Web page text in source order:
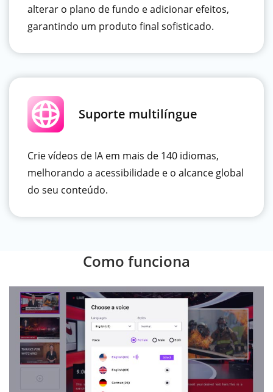
alterar o plano de fundo e adicionar efeitos,
garantindo um produto final sofisticado.
Suporte multilíngue
Crie vídeos de IA em mais de 140 idiomas,
melhorando a acessibilidade e o alcance global
do seu conteúdo.
Como funciona